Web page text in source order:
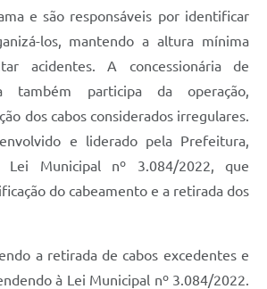
e são responsáveis por identificar
los, mantendo a altura mínima
acidentes. A concessionária de
também participa da operação,
dos cabos considerados irregulares.
e liderado pela Prefeitura,
Lei Municipal nº 3.084/2022, que
do cabeamento e a retirada dos
a retirada de cabos excedentes e
à Lei Municipal nº 3.084/2022.